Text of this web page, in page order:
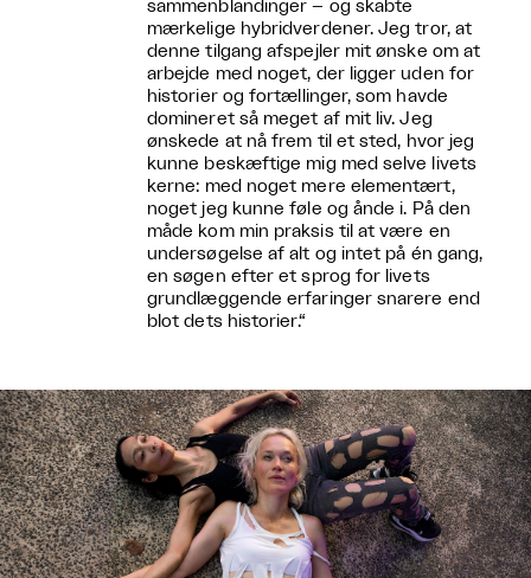
sammenblandinger – og skabte
mærkelige hybridverdener. Jeg tror, at
denne tilgang afspejler mit ønske om at
arbejde med noget, der ligger uden for
historier og fortællinger, som havde
domineret så meget af mit liv. Jeg
ønskede at nå frem til et sted, hvor jeg
kunne beskæftige mig med selve livets
kerne: med noget mere elementært,
noget jeg kunne føle og ånde i. På den
måde kom min praksis til at være en
undersøgelse af alt og intet på én gang,
en søgen efter et sprog for livets
grundlæggende erfaringer snarere end
blot dets historier.“